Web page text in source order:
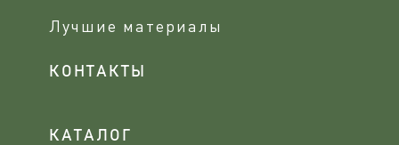
Лучшие материалы
КОНТАКТЫ
КАТАЛОГ